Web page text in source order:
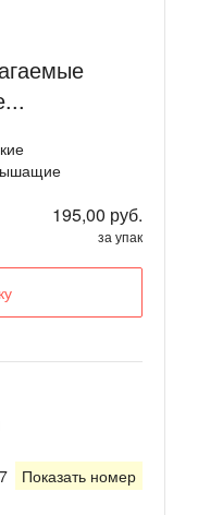
195,00 руб.
за упак
Показать номер